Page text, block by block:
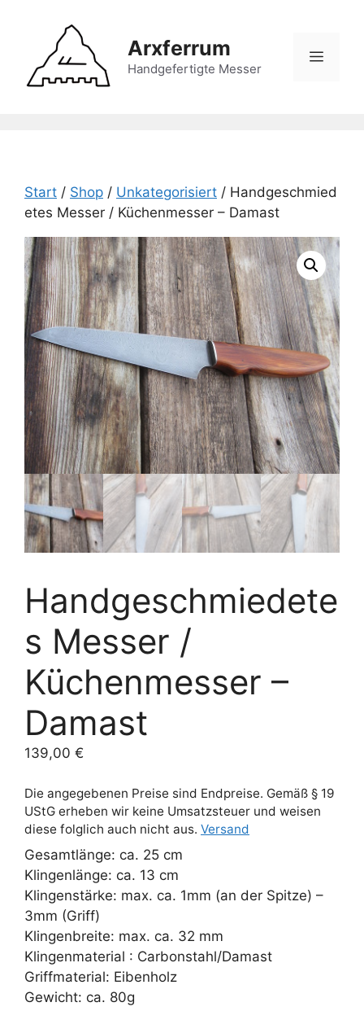
springen
Arxferrum
Handgefertigte Messer
Menü
Start / Shop / Unkategorisiert / Handgeschmied
etes Messer / Küchenmesser – Damast
Handgeschmiedete
s Messer /
Küchenmesser –
Damast
139,00 €
Die angegebenen Preise sind Endpreise. Gemäß § 19
UStG erheben wir keine Umsatzsteuer und weisen
diese folglich auch nicht aus. Versand
Gesamtlänge: ca. 25 cm
Klingenlänge: ca. 13 cm
Klingenstärke: max. ca. 1mm (an der Spitze) –
3mm (Griff)
Klingenbreite: max. ca. 32 mm
Klingenmaterial : Carbonstahl/Damast
Griffmaterial: Eibenholz
Gewicht: ca. 80g